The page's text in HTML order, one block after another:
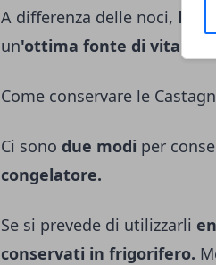
A differenza delle noci, le
un'ottima fonte di vitamina
Come conservare le
Ci sono due modi per
congelatore.
Se si prevede di utilizzarli
conservati in frigorifero.